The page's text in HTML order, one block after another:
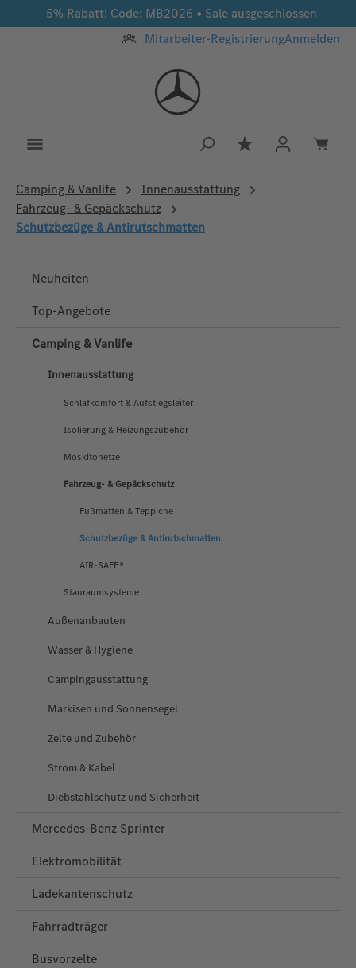
Zum Hauptinhalt springen
5% Rabatt! Code: MB2026 • Sale ausgeschlossen
Mitarbeiter-RegistrierungAnmelden
Du hast 0
Camping & Vanlife
Innenausstattung
Fahrzeug- & Gepäckschutz
Schutzbezüge & Antirutschmatten
Neuheiten
Top-Angebote
Camping & Vanlife
Innenausstattung
Schlafkomfort & Aufstiegsleiter
Isolierung & Heizungszubehör
Moskitonetze
Fahrzeug- & Gepäckschutz
Fußmatten & Teppiche
Schutzbezüge & Antirutschmatten
AIR-SAFE®
Stauraumsysteme
Außenanbauten
Wasser & Hygiene
Campingausstattung
Markisen und Sonnensegel
Zelte und Zubehör
Strom & Kabel
Diebstahlschutz und Sicherheit
Mercedes-Benz Sprinter
Elektromobilität
Ladekantenschutz
Fahrradträger
Busvorzelte